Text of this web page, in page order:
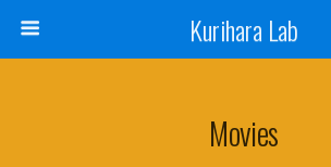
Kurihara Lab
Movies